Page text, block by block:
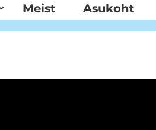
Meist Asukoht